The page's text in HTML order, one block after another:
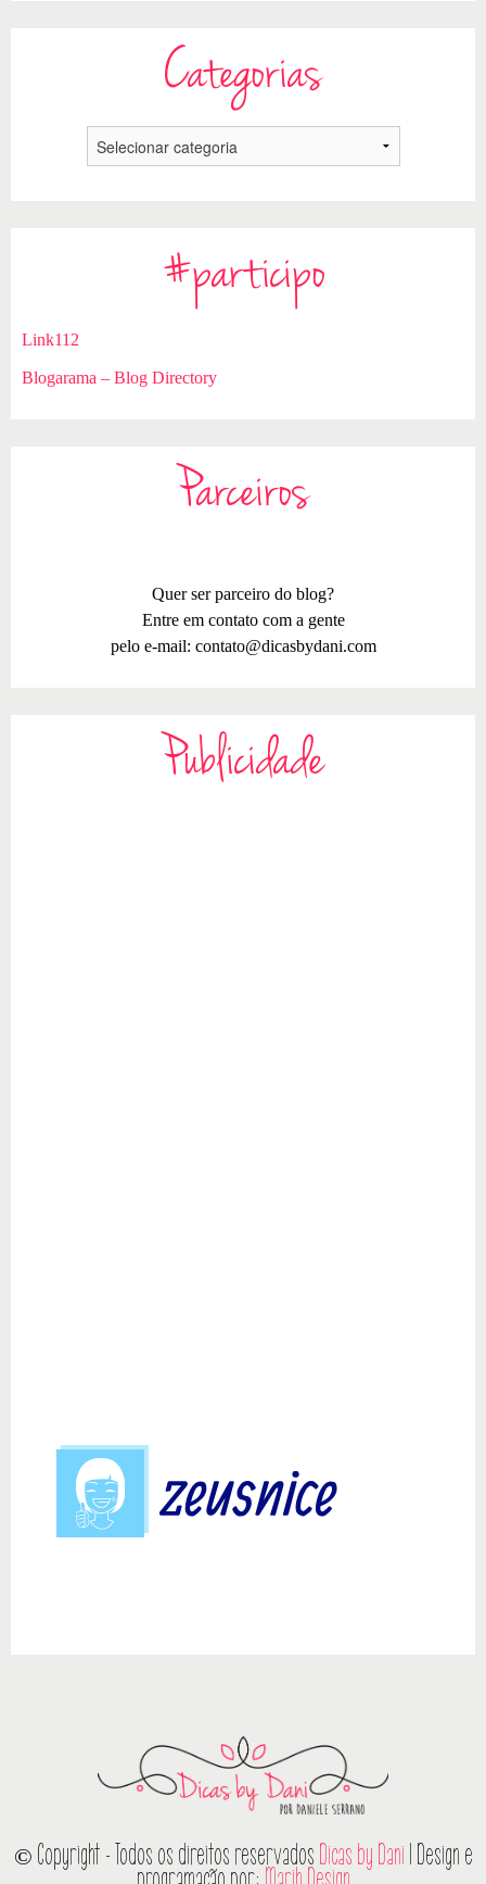
Categorias
#participo
Link112
Blogarama – Blog Directory
Parceiros
Quer ser parceiro do blog?
Entre em contato com a gente
pelo e-mail: contato@dicasbydani.com
Publicidade
© Copyright - Todos os direitos reservados Dicas by Dani | Design e